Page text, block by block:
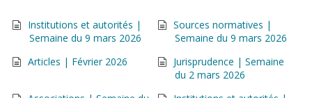
Institutions et autorités |
Semaine du 9 mars 2026
Sources normatives |
Semaine du 9 mars 2026
Articles | Février 2026
Jurisprudence | Semaine
du 2 mars 2026